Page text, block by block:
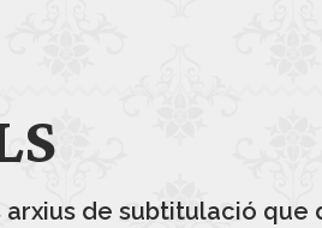
de subtitulació que